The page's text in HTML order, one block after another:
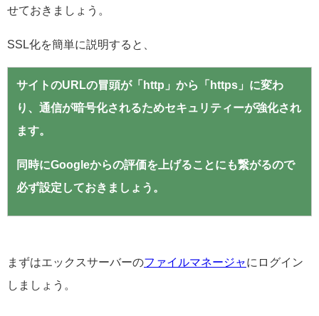
せておきましょう。
SSL化を簡単に説明すると、
サイトのURLの冒頭が「http」から「https」に変わ
り、通信が暗号化されるためセキュリティーが強化され
ます。
同時にGoogleからの評価を上げることにも繋がるので
必ず設定しておきましょう。
まずはエックスサーバーのファイルマネージャにログイン
しましょう。